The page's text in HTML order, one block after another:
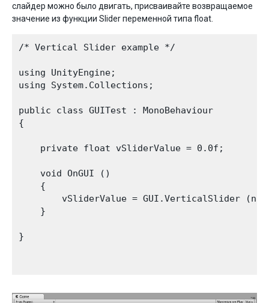
слайдер можно было двигать, присваивайте возвращаемое
значение из функции Slider переменной типа float.
/* Vertical Slider example */
using UnityEngine;
using System.Collections;
public class GUITest : MonoBehaviour
{
    private float vSliderValue = 0.0f;
    void OnGUI ()
    {
vSliderValue = GUI.VerticalSlider
    }
}